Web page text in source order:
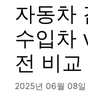
자동차
수입차
전 비교
2025년 06월 08일